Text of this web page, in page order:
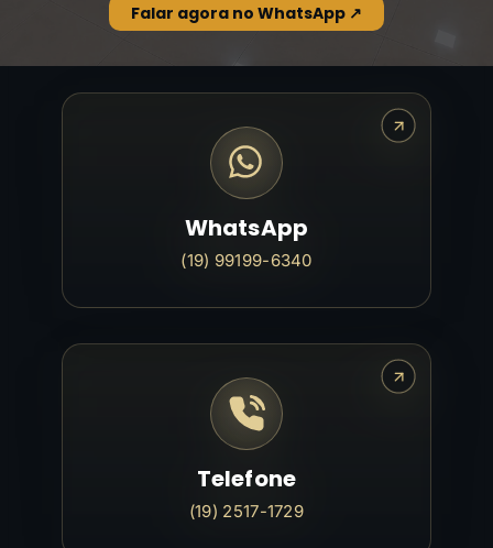
Falar agora no WhatsApp ↗
WhatsApp
(19) 99199-6340
Telefone
(19) 2517-1729